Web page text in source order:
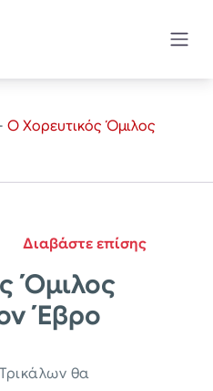
Ο Χορευτικός Όμιλος
Διαβάστε επίσης
Όμιλος
Έβρο
θα